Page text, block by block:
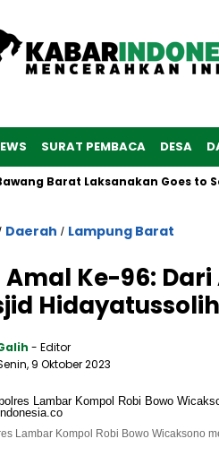
SURAT PEMBACA DESA
Barat Laksanakan Goes to
Daerah / Lampung Barat
Amal Ke-96:
- Editor
9 Oktober 2023
Lambar Kompol Robi Bowo Wicaksono